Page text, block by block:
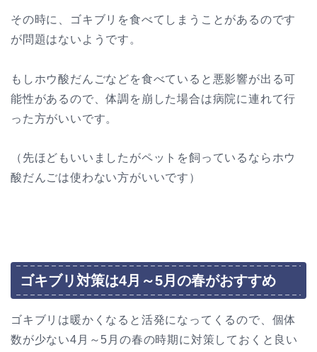
その時に、ゴキブリを食べてしまうことがあるのです
が問題はないようです。
もしホウ酸だんごなどを食べていると悪影響が出る可
能性があるので、体調を崩した場合は病院に連れて行
った方がいいです。
（先ほどもいいましたがペットを飼っているならホウ
酸だんごは使わない方がいいです）
ゴキブリ対策は4月～5月の春がおすすめ
ゴキブリは暖かくなると活発になってくるので、個体
数が少ない4月～5月の春の時期に対策しておくと良い